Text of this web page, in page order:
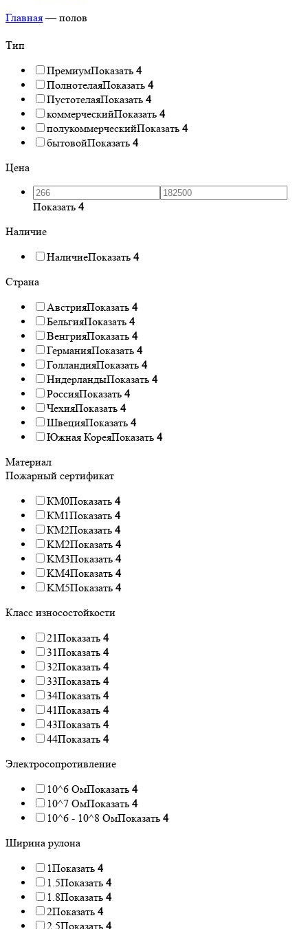
Главная — полов
Тип
ПремиумПоказать 4
ПолнотелаяПоказать 4
ПустотелаяПоказать 4
коммерческийПоказать 4
полукоммерческийПоказать 4
бытовойПоказать 4
Цена
Показать 4
Наличие
НаличиеПоказать 4
Страна
АвстрияПоказать 4
БельгияПоказать 4
ВенгрияПоказать 4
ГерманияПоказать 4
ГолландияПоказать 4
НидерландыПоказать 4
РоссияПоказать 4
ЧехияПоказать 4
ШвецияПоказать 4
Южная КореяПоказать 4
Материал
Пожарный сертификат
КМ0Показать 4
КМ1Показать 4
КМ2Показать 4
KM2Показать 4
KM3Показать 4
KM4Показать 4
KM5Показать 4
Класс износостойкости
21Показать 4
31Показать 4
32Показать 4
33Показать 4
34Показать 4
41Показать 4
43Показать 4
44Показать 4
Электросопротивление
10^6 ОмПоказать 4
10^7 ОмПоказать 4
10^6 - 10^8 ОмПоказать 4
Ширина рулона
1Показать 4
1.5Показать 4
1.8Показать 4
2Показать 4
2.5Показать 4